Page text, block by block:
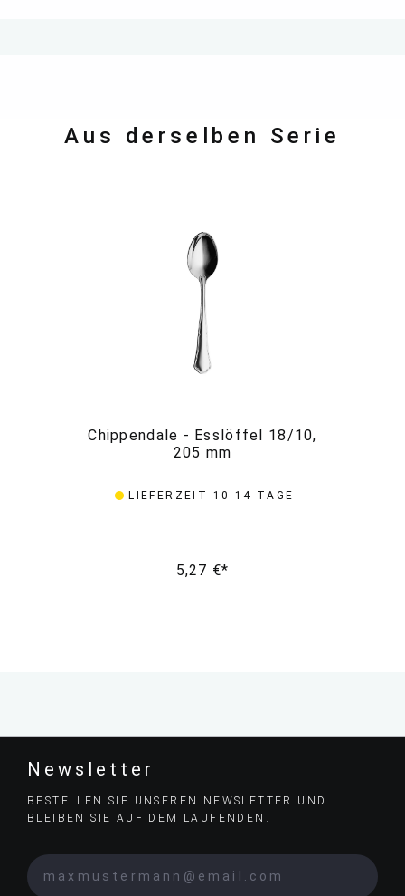
Aus derselben Serie
Chippendale - Esslöffel 18/10,
205 mm
LIEFERZEIT 10-14 TAGE
5,27 €*
Newsletter
BESTELLEN SIE UNSEREN NEWSLETTER UND
BLEIBEN SIE AUF DEM LAUFENDEN.